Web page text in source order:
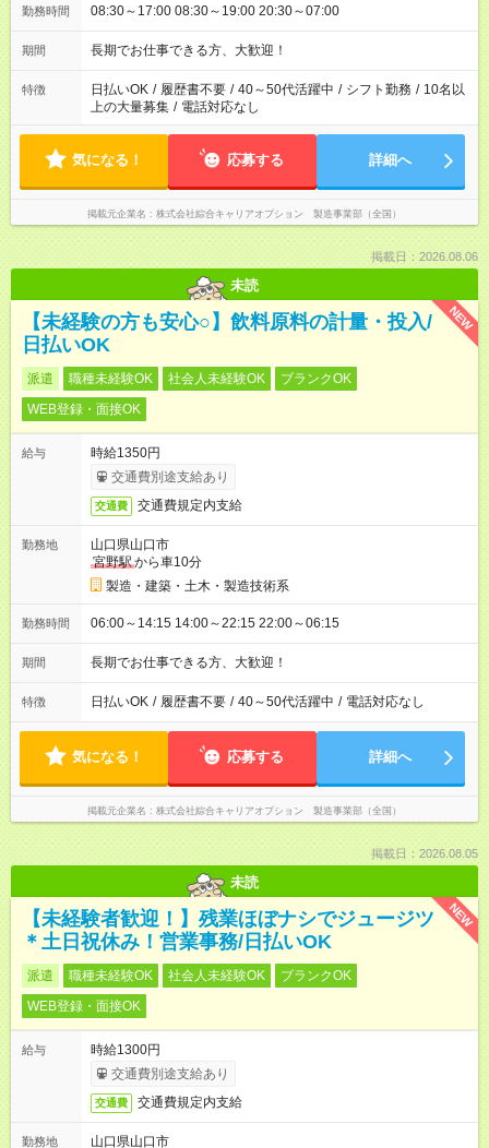
勤務時間 08:30～17:00 08:30～19:00 20:30～07:00
期間 長期でお仕事できる方、大歓迎！
特徴 日払いOK / 履歴書不要 / 40～50代活躍中 / シフト勤務 / 10名以
上の大量募集 / 電話対応なし
気になる！ 応募する 詳細へ
掲載元企業名 株式会社綜合キャリアオプション 製造事業部（全国）
掲載日：2026.08.06
未読
NEW
【未経験の方も安心○】飲料原料の計量・投入/
日払いOK
派遣 職種未経験OK 社会人未経験OK
ブランクOK
WEB登録・面接OK
給与
時給1350円
交通費別途支給あり
交通費 交通費規定内支給
勤務地
山口県山口市
宮野駅から車10分
製造・建築・土木・製造技術系
勤務時間 06:00～14:15 14:00～22:15 22:00～06:15
期間 長期でお仕事できる方、大歓迎！
特徴 日払いOK / 履歴書不要 / 40～50代活躍中 / 電話対応なし
気になる！ 応募する 詳細へ
掲載元企業名 株式会社綜合キャリアオプション 製造事業部（全国）
掲載日：2026.08.05
未読
NEW
【未経験者歓迎！】残業ほぼナシでジュージツ
＊土日祝休み！営業事務/日払いOK
派遣 職種未経験OK 社会人未経験OK
ブランクOK
WEB登録・面接OK
給与
時給1300円
交通費別途支給あり
交通費 交通費規定内支給
勤務地
山口県山口市